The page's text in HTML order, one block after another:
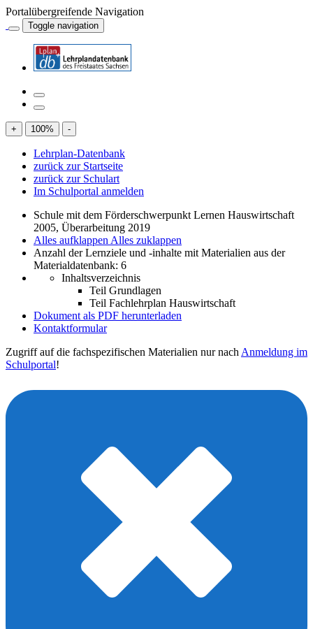
Portalübergreifende Navigation
Toggle navigation
+ 100% -
Lehrplan-Datenbank
zurück zur Startseite
zurück zur Schulart
Im Schulportal anmelden
Schule mit dem Förderschwerpunkt Lernen Hauswirtschaft
2005, Überarbeitung 2019
Alles aufklappen Alles zuklappen
Anzahl der Lernziele und -inhalte mit Materialien aus der
Materialdatenbank: 6
Inhaltsverzeichnis
Teil Grundlagen
Teil Fachlehrplan Hauswirtschaft
Dokument als PDF herunterladen
Kontaktformular
Zugriff auf die fachspezifischen Materialien nur nach Anmeldung im
Schulportal!